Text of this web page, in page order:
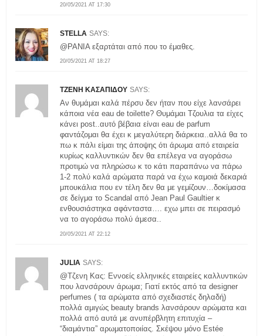
20/05/2021 AT 17:30
STELLA SAYS:
20/05/2021 AT 18:27
@ΡΑΝΙΑ εξαρτάται από που το έμαθες.
ΤΖΕΝΗ ΚΑΣΑΠΙΔΟΥ SAYS:
20/05/2021 AT 22:12
Αν θυμάμαι καλά πέρσυ δεν ήταν που είχε λανσάρει
κάποια νέα eau de toilette? Θυμάμαι Τζουλια τα είχες
κάνει post..αυτό βέβαια είναι eau de parfum
φαντάζομαι θα έχει κ μεγαλύτερη διάρκεια..αλλά θα το
πω κ πάλι είμαι της άποψης ότι άρωμα από εταιρεία
κυρίως καλλυντικών δεν θα επέλεγα να αγοράσω
προτιμώ να πληρώσω κ το κάτι παραπάνω να πάρω
1-2 πολύ καλά αρώματα παρά να έχω καμοιά δεκαριά
μπουκάλια που εν τέλη δεν θα με γεμίζουν…δοκίμασα
σε δείγμα το Scandal από Jean Paul Gaultier κ
ενθουσιάστηκα αφάνταστα…. εχω μπει σε πειρασμό
να το αγοράσω πολύ άμεσα..
JULIA SAYS:
@Τζενη Κας: Εννοείς ελληνικές εταιρείες καλλυντικών
που λανσάρουν άρωμα; Γιατί εκτός από τα designer
perfumes ( τα αρώματα από σχεδιαστές δηλαδή)
πολλά αμιγώς beauty brands λανσάρουν αρώματα και
πολλά από αυτά με ανυπέρβλητη επιτυχία –
“διαμάντια” αρωματοποιίας. Σκέψου μόνο Estée